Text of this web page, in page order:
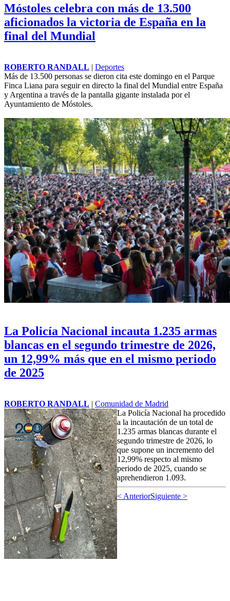
Móstoles celebra con más de 13.500
aficionados la victoria de España en la
final del Mundial
ROBERTO RANDALL | Deportes
Más de 13.500 personas se dieron cita este domingo en el Parque
Finca Liana para seguir en directo la final del Mundial entre España
y Argentina a través de la pantalla gigante instalada por el
Ayuntamiento de Móstoles.
La Policía Nacional incauta 1.235 armas
blancas en el segundo trimestre de 2026,
un 12,99% más que en el mismo periodo
de 2025
ROBERTO RANDALL | Comunidad de Madrid
La Policía Nacional ha procedido
a la incautación de un total de
1.235 armas blancas durante el
segundo trimestre de 2026, lo
que supone un incremento del
12,99% respecto al mismo
periodo de 2025, cuando se
aprehendieron 1.093.
< AnteriorSiguiente >